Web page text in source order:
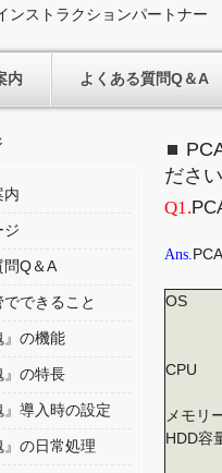
ンストラクションパートナー
内 よくある質問Q＆A
ださい
Q1.
Ans.
OS
CPU
メモリ
HDD容
内
ジ
問Q＆A
できること
』の機能
』の特長
』導入時の設定
』の日常処理